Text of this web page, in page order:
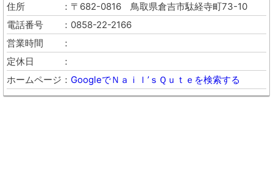
住所
〒682-0816 鳥取県倉吉市駄経寺町73-10
電話番号
0858-22-2166
営業時間
定休日
ホームページ
GoogleでＮａｉｌ’ｓＱｕｔｅを検索する